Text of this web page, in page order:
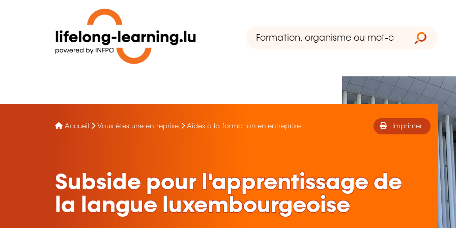
Accueil Vous êtes une entreprise Aides à la formation en entreprise Imprimer
Subside pour l'apprentissage de
la langue luxembourgeoise